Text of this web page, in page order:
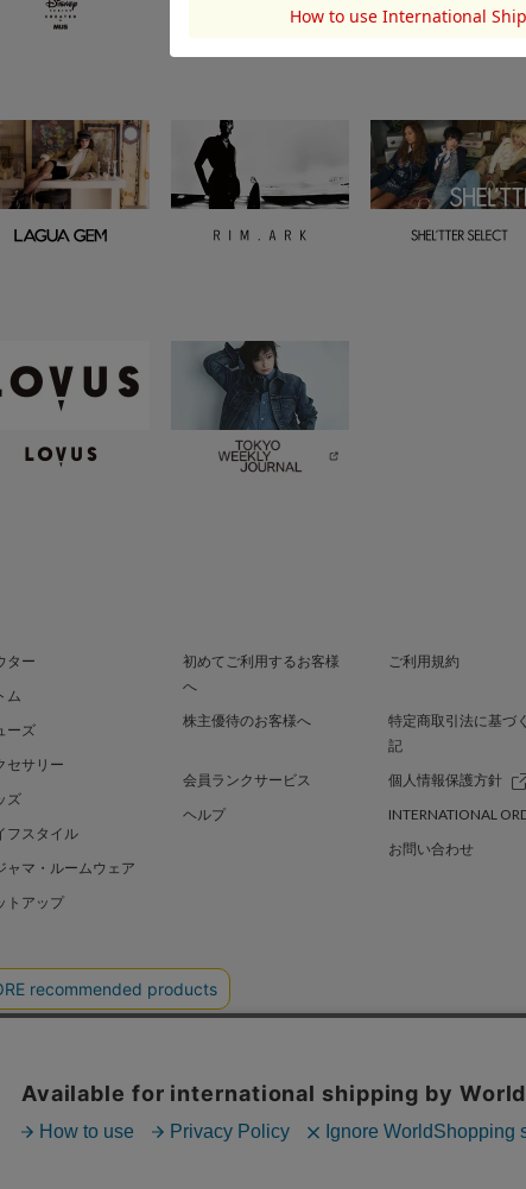
ター
ム
ーズ
セサリー
ズ
フスタイル
ャマ・ルームウェア
トアップ
初めてご利用するお客様
へ
ご利用規約
株主優待のお客様へ
特定商取引法に基づ
記
会員ランクサービス
個人情報保護方針
ヘルプ
INTERNATIONAL
お問い合わせ
SHEL’TTER GREEN 採用情報
ALL RIGHTS RESERVED.